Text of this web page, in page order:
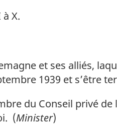
X.
et ses alliés,
1939 et s’être
du Conseil privé de
(Minister)